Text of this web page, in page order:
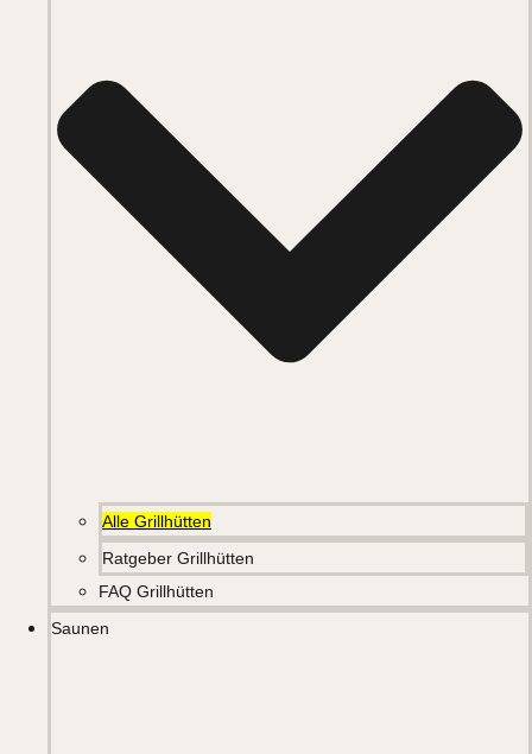
Alle Grillhütten
Ratgeber Grillhütten
FAQ Grillhütten
Saunen